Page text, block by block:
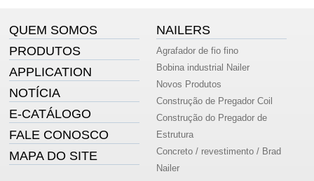
QUEM SOMOS
PRODUTOS
APPLICATION
NOTÍCIA
E-CATÁLOGO
FALE CONOSCO
MAPA DO SITE
NAILERS
Agrafador de fio fino
Bobina industrial Nailer
Novos Produtos
Construção de Pregador Coil
Construção do Pregador de
Estrutura
Concreto / revestimento / Brad
Nailer